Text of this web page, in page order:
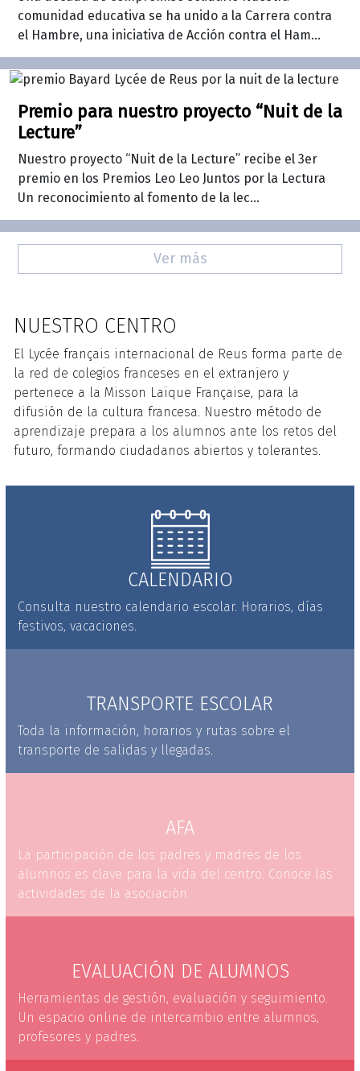
comunidad educativa se ha unido a la Carrera contra
el Hambre, una iniciativa de Acción contra el Ham...
Premio para nuestro proyecto “Nuit de la
Lecture”
Nuestro proyecto “Nuit de la Lecture” recibe el 3er
premio en los Premios Leo Leo Juntos por la Lectura
Un reconocimiento al fomento de la lec...
Ver más
NUESTRO CENTRO
El Lycée français internacional de Reus forma parte de
la red de colegios franceses en el extranjero y
pertenece a la Misson Laïque Française, para la
difusión de la cultura francesa. Nuestro método de
aprendizaje prepara a los alumnos ante los retos del
futuro, formando ciudadanos abiertos y tolerantes.
CALENDARIO
Consulta nuestro calendario escolar. Horarios, días
festivos, vacaciones.
TRANSPORTE ESCOLAR
Toda la información, horarios y rutas sobre el
transporte de salidas y llegadas.
AFA
La participación de los padres y madres de los
alumnos es clave para la vida del centro. Conoce las
actividades de la asociación.
EVALUACIÓN DE ALUMNOS
Herramientas de gestión, evaluación y seguimiento.
Un espacio online de intercambio entre alumnos,
profesores y padres.